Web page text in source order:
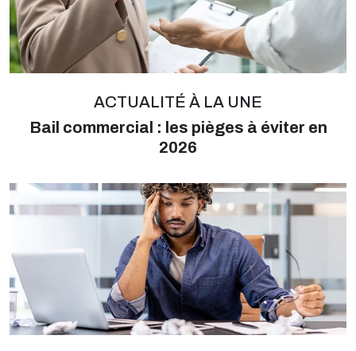
ACTUALITÉ À LA UNE
Bail commercial : les pièges à éviter en
2026